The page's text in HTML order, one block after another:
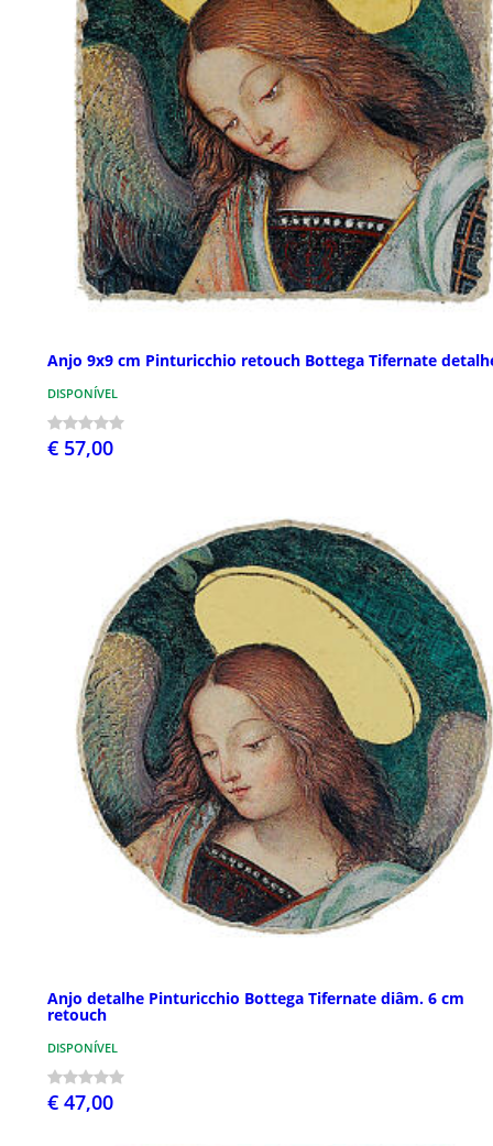
Anjo 9x9 cm Pinturicchio retouch Bottega Tifernate
DISPONÍVEL
€ 57,00
Anjo detalhe Pinturicchio Bottega Tifernate diâm. 6 cm
retouch
DISPONÍVEL
€ 47,00